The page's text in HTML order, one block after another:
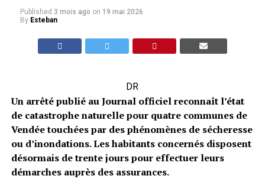
Published 3 mois ago on 19 mai 2026
By Esteban
DR
Un arrêté publié au Journal officiel reconnaît l’état
de catastrophe naturelle pour quatre communes de
Vendée touchées par des phénomènes de sécheresse
ou d’inondations. Les habitants concernés disposent
désormais de trente jours pour effectuer leurs
démarches auprès des assurances.